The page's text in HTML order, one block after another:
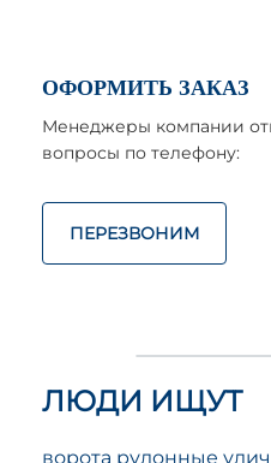
ОФОРМИТЬ ЗАКАЗ
Менеджеры компании
вопросы по телефону:
ПЕРЕЗВОНИМ
ЛЮДИ ИЩУТ
ворота рулонные